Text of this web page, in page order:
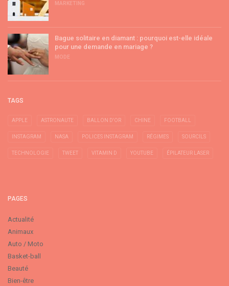
MARKETING
Bague solitaire en diamant : pourquoi est-elle idéale
pour une demande en mariage ?
MODE
TAGS
APPLE ASTRONAUTE BALLON D'OR CHINE FOOTBALL
INSTAGRAM NASA POLICES INSTAGRAM RÉGIMES SOURCILS
TECHNOLOGIE TWEET VITAMIN D YOUTUBE ÉPILATEUR LASER
PAGES
Actualité
Animaux
Auto / Moto
Basket-ball
Beauté
Bien-être